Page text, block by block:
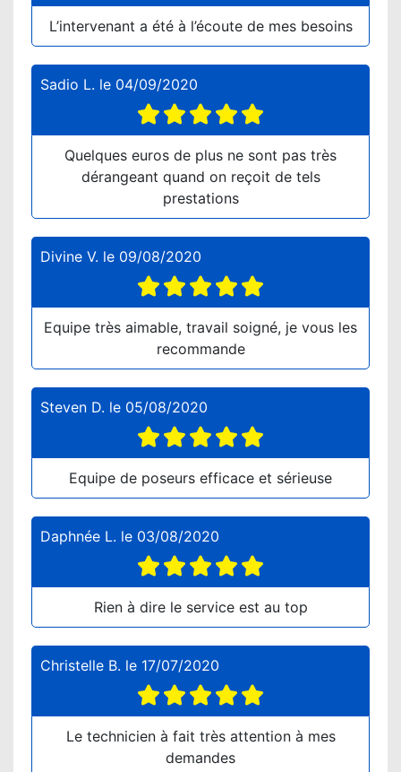
L’intervenant a été à l’écoute de mes besoins
Sadio L. le 04/09/2020
Quelques euros de plus ne sont pas très
dérangeant quand on reçoit de tels
prestations
Divine V. le 09/08/2020
Equipe très aimable, travail soigné, je vous les
recommande
Steven D. le 05/08/2020
Equipe de poseurs efficace et sérieuse
Daphnée L. le 03/08/2020
Rien à dire le service est au top
Christelle B. le 17/07/2020
Le technicien à fait très attention à mes
demandes